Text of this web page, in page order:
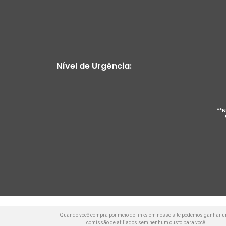
Nível de Urgência:
Quando você compra por meio de links em nosso site podemos ganhar
comissão de afiliados sem nenhum custo para você.